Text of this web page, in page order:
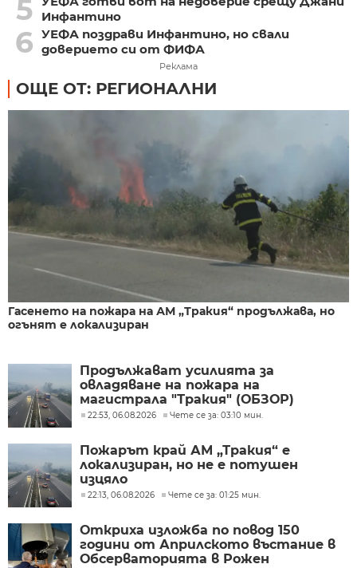
5
Инфантино
6 УЕФА поздрави Инфантино, но свали
доверието си от ФИФА
Реклама
ОЩЕ ОТ: РЕГИОНАЛНИ
Гасенето на пожара на АМ „Тракия“ продължава, но
огънят е локализиран
Продължават усилията за
овладяване на пожара на
магистрала "Тракия" (ОБЗОР)
22:53, 06.08.2026 Чете се за: 03:10 мин.
Пожарът край АМ „Тракия“ е
локализиран, но не е потушен
изцяло
22:13, 06.08.2026 Чете се за: 01:25 мин.
Откриха изложба по повод 150
години от Априлското въстание в
Обсерваторията в Рожен